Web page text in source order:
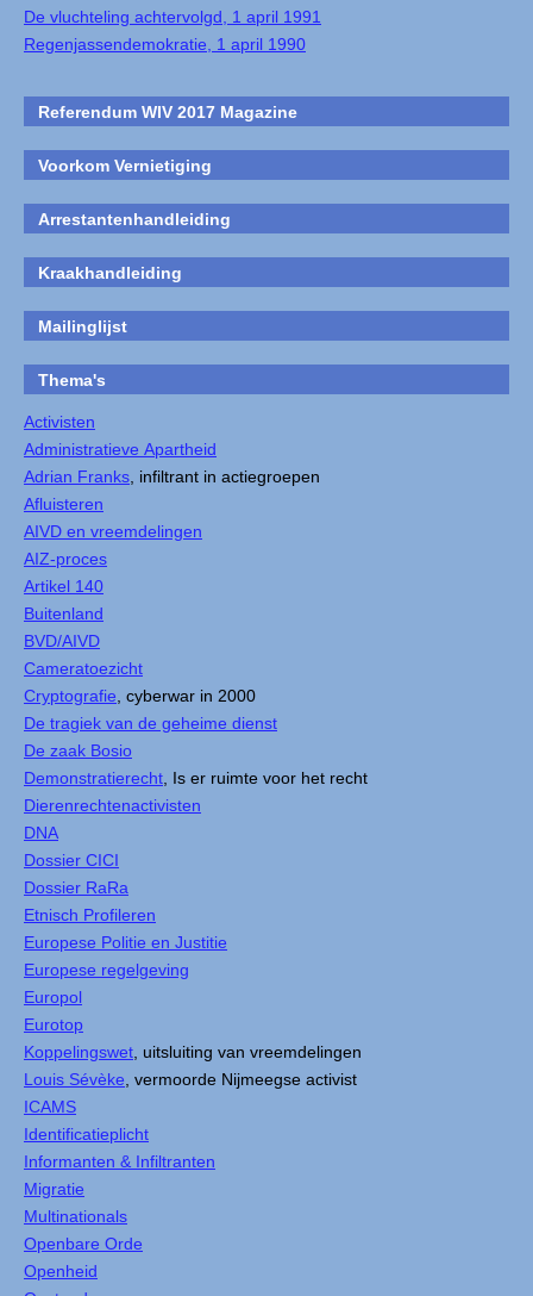
De vluchteling achtervolgd, 1 april 1991
Regenjassendemokratie, 1 april 1990
Referendum WIV 2017 Magazine
Voorkom Vernietiging
Arrestantenhandleiding
Kraakhandleiding
Mailinglijst
Thema's
Activisten
Administratieve Apartheid
Adrian Franks , infiltrant in actiegroepen
Afluisteren
AIVD en vreemdelingen
AIZ-proces
Artikel 140
Buitenland
BVD/AIVD
Cameratoezicht
Cryptografie , cyberwar in 2000
De tragiek van de geheime dienst
De zaak Bosio
Demonstratierecht , Is er ruimte voor het recht
Dierenrechtenactivisten
DNA
Dossier CICI
Dossier RaRa
Etnisch Profileren
Europese Politie en Justitie
Europese regelgeving
Europol
Eurotop
Koppelingswet , uitsluiting van vreemdelingen
Louis Sévèke , vermoorde Nijmeegse activist
ICAMS
Identificatieplicht
Informanten & Infiltranten
Migratie
Multinationals
Openbare Orde
Openheid